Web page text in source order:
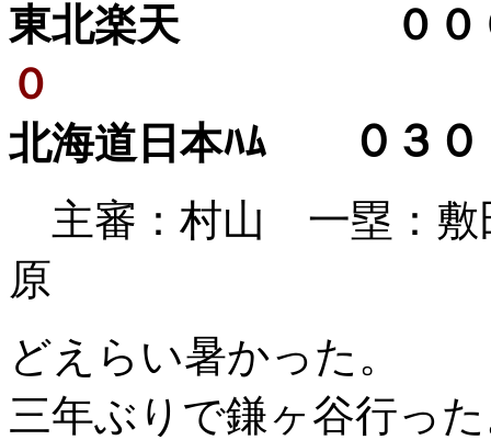
東北楽天 ００
０
北海道日本ﾊﾑ ０
主審：村山 一塁
原
どえらい暑かった。
三年ぶりで鎌ヶ谷行っ